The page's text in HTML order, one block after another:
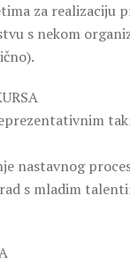
za realizaciju
s nekom
nastavnog
s mladim